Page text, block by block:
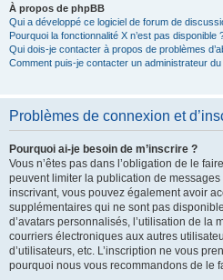
À propos de phpBB
Qui a développé ce logiciel de forum de
Pourquoi la fonctionnalité X n’est pas disponible
Qui dois-je contacter à propos de problèmes
Comment puis-je contacter un administrateur
Problèmes de connexion et
Pourquoi ai-je besoin de m’inscrire ?
Vous n’êtes pas dans l’obligation de le
peuvent limiter la publication de
inscrivant, vous pouvez également avoir
supplémentaires qui ne sont pas
d’avatars personnalisés, l’utilisation de la
courriers électroniques aux autres
d’utilisateurs, etc. L’inscription ne vous
pourquoi nous vous recommandons de le